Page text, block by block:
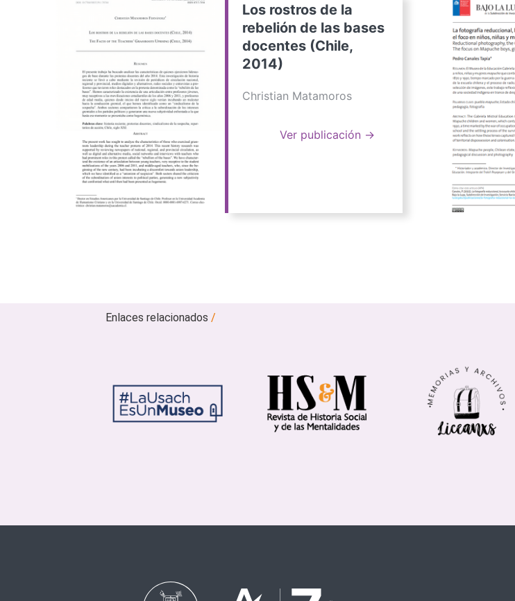
Los rostros de la
rebelión de las bases
docentes (Chile,
2014)
Christian Matamoros
Ver publicación →
Enlaces relacionados/